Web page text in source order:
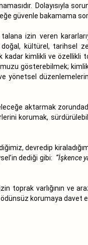
Dolayısıyla
güvenle bakamama
izin veren
kültürel, tarihsel
kimlikli ve özellikli
gösterebilmek;
yönetsel
aktarmak
korumak,
devredip
dediği gibi: “İşkence
toprak varlığının ve
korumaya davet